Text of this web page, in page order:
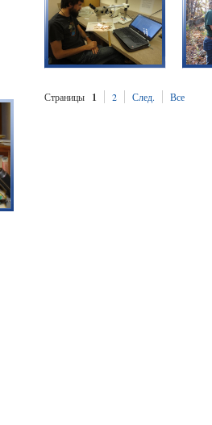
Страницы 1 2 След. Все